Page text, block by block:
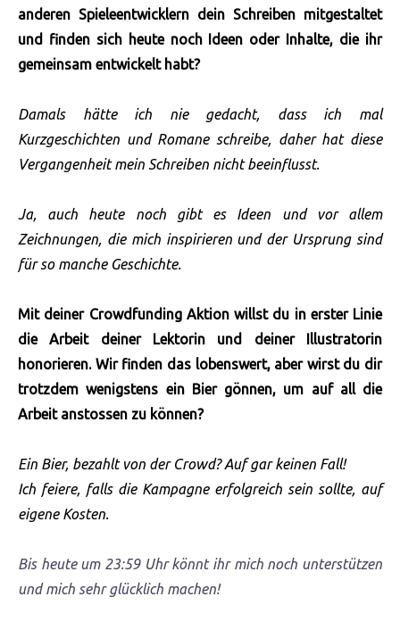
anderen Spieleentwicklern dein Schreiben mitgestaltet
und finden sich heute noch Ideen oder Inhalte, die ihr
gemeinsam entwickelt habt?
Damals hätte ich nie gedacht, dass ich mal
Kurzgeschichten und Romane schreibe, daher hat diese
Vergangenheit mein Schreiben nicht beeinflusst.
Ja, auch heute noch gibt es Ideen und vor allem
Zeichnungen, die mich inspirieren und der Ursprung sind
für so manche Geschichte.
Mit deiner Crowdfunding Aktion willst du in erster Linie
die Arbeit deiner Lektorin und deiner Illustratorin
honorieren. Wir finden das lobenswert, aber wirst du dir
trotzdem wenigstens ein Bier gönnen, um auf all die
Arbeit anstossen zu können?
Ein Bier, bezahlt von der Crowd? Auf gar keinen Fall!
Ich feiere, falls die Kampagne erfolgreich sein sollte, auf
eigene Kosten.
Bis heute um 23:59 Uhr könnt ihr mich noch unterstützen
und mich sehr glücklich machen!